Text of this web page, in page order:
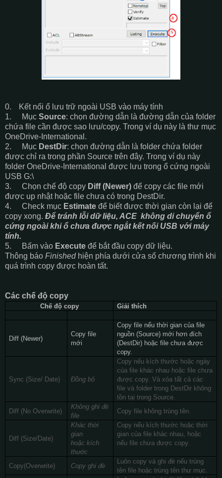
0.
Kết nối ổ lưu trữ ngoài USB vào máy tính
1.
Mục Source: chọn đường dẫn là đường dẫn của folder
chứa file cần được sao lưu/copy. Trong ví dụ này là thư mục
OneDrive-International.
2.
Mục DestDir: chọn đường dẫn là folder chứa folder
được chỉ ra trong phần Source trên đây. Trong ví dụ này
folder OneDrive-International được lưu trong ổ cứng ngoài
USB G:\
3.
Chọn chế độ copy Diff (Newer) để copy các file mới
được up nhật hoặc file chưa có trong DestDir.
4.
Check mục Estimate để biết được thời gian còn lại để
copy xong. Để tránh lỗi dữ liệu, ACE không di chuyển ổ
cứng ngoài khi ổ chưa được ngắt kết nối USB với máy
tính.
5.
Bấm vào Execute để bắt đầu copy dữ liệu.
Thông báo Finishedhiện phía dưới cửa sổ chương trình khi
quá trình copy được hoàn tất.
Các chế độ copy
Chế độ copy Giải thích
Diff (Newer)
Copy file
mới
Copy file nếu thời gian của file
nguồn (Source) mới hơn đích
(DestDir) hoặc file chưa được
copy.
Sync (Size/ Date) Đồng bộ
Copy nếu kích thước hoặc ngày
của file khác nhau hoặc file chưa
được copy. Và xóa tất cả các
file và folder trong DestDir không
tồn tại trong Source.
Diff (No Overwrite)
Không ghi đè
file
Copy file không trùng tên.
Diff (Size/Date)
Khác thời
gian
hoặc kích
thước
Copy nếu kích thước hoặc thời
gian của file khác nhau, hoặc
nếu file chưa được copy.
Copy(Overwrite) Copy ghi đè
Luôn copy và ghi đè nếu trùng
tên file hoặc trùng tên thư mục.